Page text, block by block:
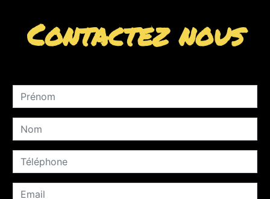
Contactez nous